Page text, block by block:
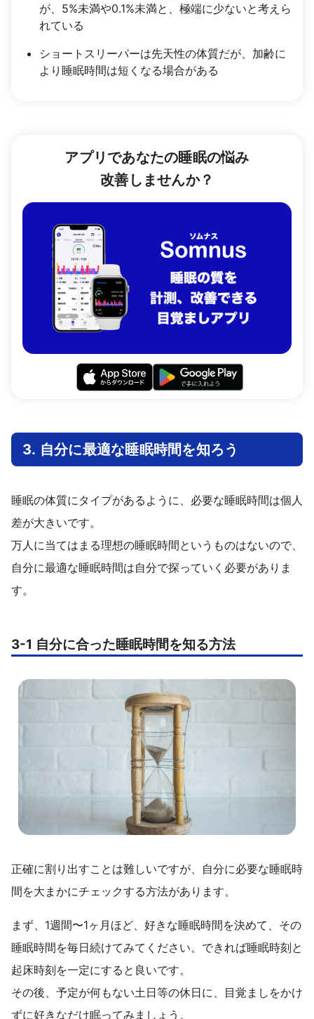
が、5%未満や0.1%未満と、極端に少ないと考えら
れている
ショートスリーパーは先天性の体質だが、加齢に
より睡眠時間は短くなる場合がある
アプリであなたの睡眠の悩み
改善しませんか？
3. 自分に最適な睡眠時間を知ろう
睡眠の体質にタイプがあるように、必要な睡眠時間は個人
差が大きいです。
万人に当てはまる理想の睡眠時間というものはないので、
自分に最適な睡眠時間は自分で探っていく必要がありま
す。
3-1 自分に合った睡眠時間を知る方法
正確に割り出すことは難しいですが、自分に必要な睡眠時
間を大まかにチェックする方法があります。
まず、1週間〜1ヶ月ほど、好きな睡眠時間を決めて、その
睡眠時間を毎日続けてみてください。できれば睡眠時刻と
起床時刻を一定にすると良いです。
その後、予定が何もない土日等の休日に、目覚ましをかけ
ずに好きなだけ眠ってみましょう。